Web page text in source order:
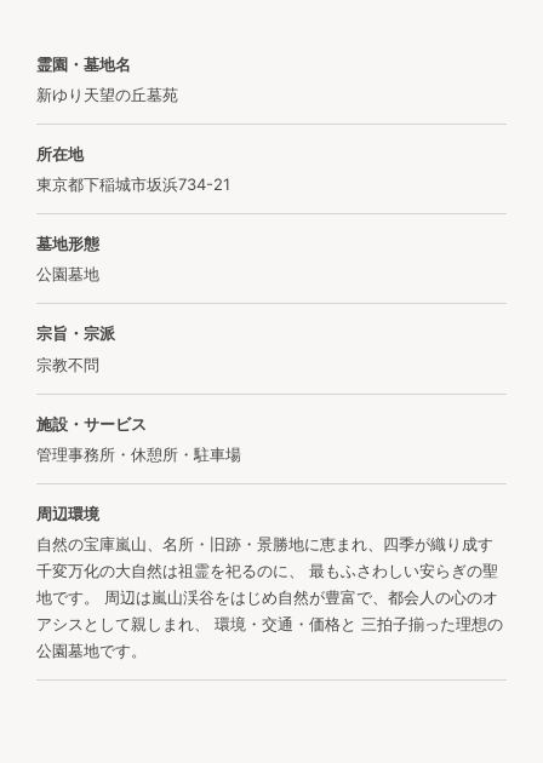
霊園・墓地名
新ゆり天望の丘墓苑
所在地
東京都下稲城市坂浜734-21
墓地形態
公園墓地
宗旨・宗派
宗教不問
施設・サービス
管理事務所・休憩所・駐車場
周辺環境
自然の宝庫嵐山、名所・旧跡・景勝地に恵まれ、四季が織り成す
千変万化の大自然は祖霊を祀るのに、 最もふさわしい安らぎの聖
地です。 周辺は嵐山渓谷をはじめ自然が豊富で、都会人の心のオ
アシスとして親しまれ、 環境・交通・価格と 三拍子揃った理想の
公園墓地です。